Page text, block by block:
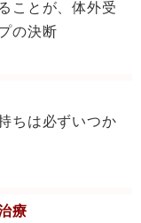
ことが、体外受
の決断
ちは必ずいつか
療